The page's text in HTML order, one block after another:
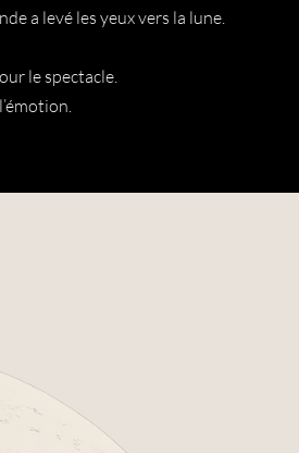
a levé les yeux vers la lune.
le spectacle.